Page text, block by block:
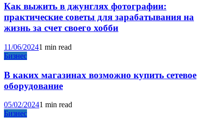
Как выжить в джунглях фотографии:
практические советы для зарабатывания на
жизнь за счет своего хобби
11/06/20241 min read
Бизнес
В каких магазинах возможно купить сетевое
оборудование
05/02/20241 min read
Бизнес